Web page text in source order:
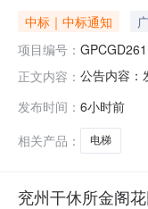
中标｜中标通知
项目编号：
正文内容： 公告内容：
商地址中标
发布时间： 6小时前
相关产品：
电梯
兖州干休所金阁